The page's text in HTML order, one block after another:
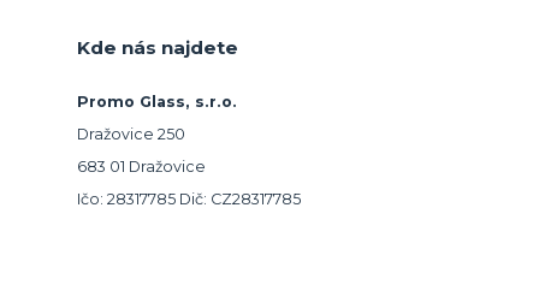
Kde nás najdete
Promo Glass, s.r.o.
Dražovice 250
683 01 Dražovice
Ičo: 28317785 Dič: CZ28317785